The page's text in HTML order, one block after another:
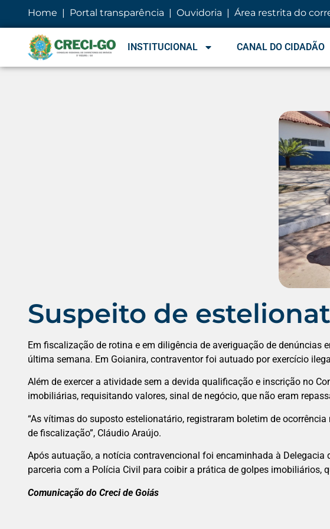
Home | Portal transparência | Ouvidoria | Área restrita do
INSTITUCIONAL CANAL DO CIDADÃO
Suspeito de
Em fiscalização de rotina e em diligência de averiguação de denúncias
última semana. Em Goianira, contraventor foi autuado por exercício
Além de exercer a atividade sem a devida qualificação e inscrição no
imobiliárias, requisitando valores, sinal de negócio, que não eram
“As vítimas do suposto estelionatário, registraram boletim de
de fiscalização”, Cláudio Araújo.
Após autuação, a notícia contravencional foi encaminhada à Delegacia
parceria com a Polícia Civil para coibir a prática de golpes imobiliários,
Comunicação do Creci de Goiás